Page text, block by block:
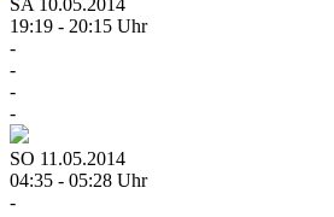
19:19 - 20:15 Uhr
-
-
-
-
SO 11.05.2014
04:35 - 05:28 Uhr
-